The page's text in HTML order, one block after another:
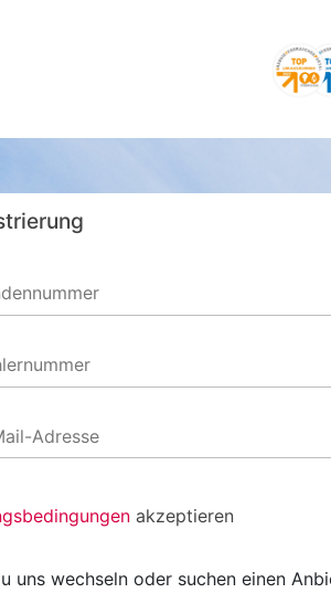
Adresse
akzeptieren
uns wechseln oder suchen einen